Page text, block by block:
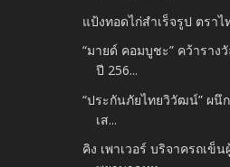
แป้งทอดไก่สำเร็จรูป ตรา
“มายด์ คอมบูชะ” คว้าราง
ปี 256...
“ประกันภัยไทยวิวัฒน์” ผนึก
เส...
คิง เพาเวอร์ บริจาครถเข็